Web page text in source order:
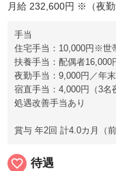
月給 232,600円 ※（夜勤
手当
住宅手当：10,000円※世
扶養手当：配偶者16,000
夜勤手当：9,000円／年
宿直手当：4,000円（3名
処遇改善手当あり
賞与 年2回 計4.0カ月（前
favorite_border 待遇